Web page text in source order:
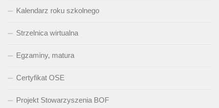
Kalendarz roku szkolnego
Strzelnica wirtualna
Egzaminy, matura
Certyfikat OSE
Projekt Stowarzyszenia BOF